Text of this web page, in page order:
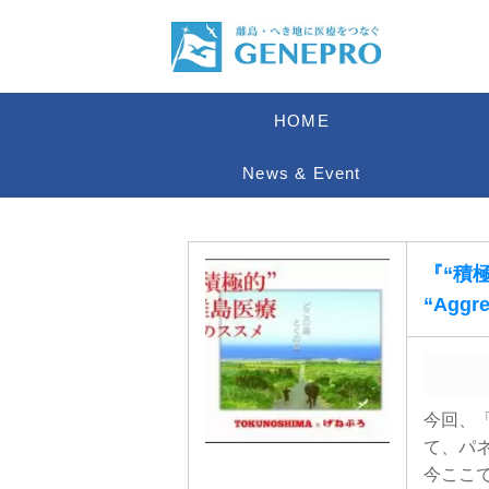
HOME
News & Event
『“
今回、
て、パ
今ここ